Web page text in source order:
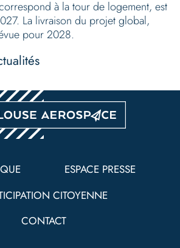
à la tour de logement, est
La livraison du projet global,
pour 2028.
ESPACE PRESSE
CITOYENNE
CONTACT